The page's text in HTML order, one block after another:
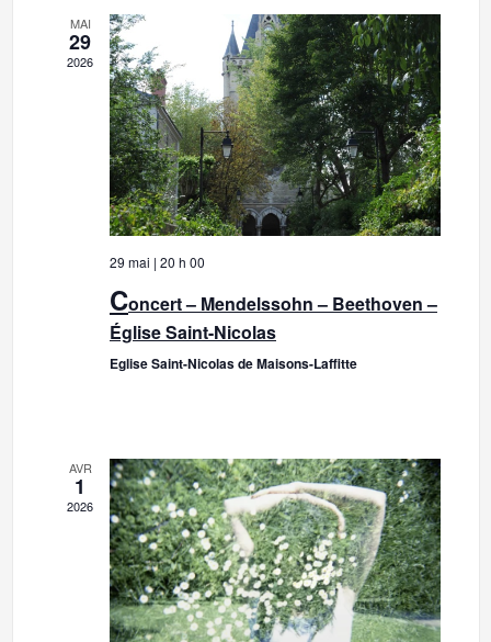
v
i
g
a
t
o
r
c
o
n
a
t
i
o
n
d
e
e
n
e
m
e
n
t
MAI
29
2026
29 mai | 20 h 00
Concert – Mendelssohn – Beethoven –
Église Saint-Nicolas
Eglise Saint-Nicolas de Maisons-Laffitte
AVR
1
2026